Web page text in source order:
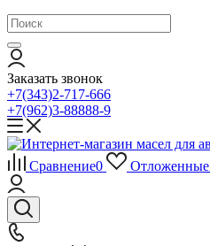
Заказать звонок
+7(343)2-717-666
+7(962)3-88888-9
Сравнение0 Отложенные